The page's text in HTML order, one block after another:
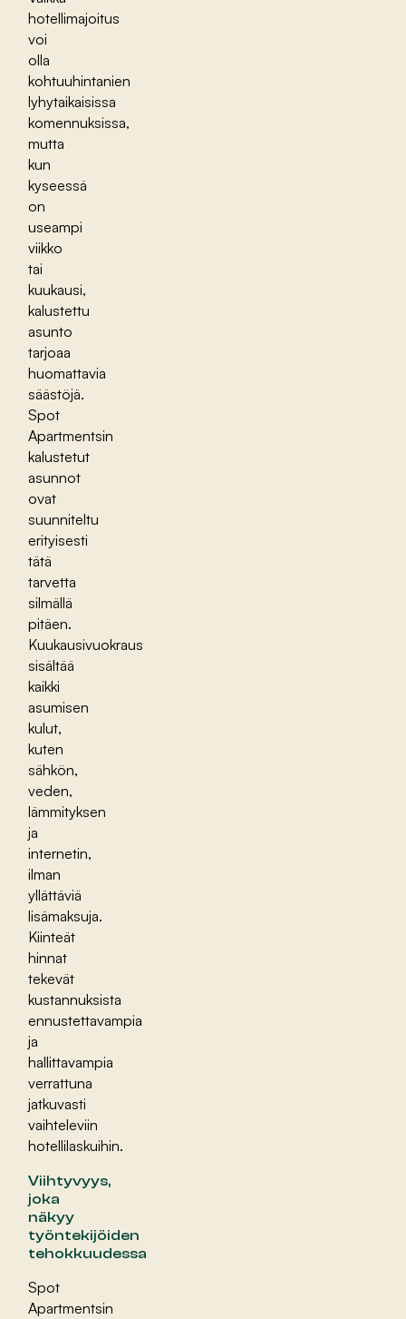
hotellimajoitus
voi
olla
kohtuuhintanien
lyhytaikaisissa
komennuksissa,
mutta
kun
kyseessä
on
useampi
viikko
tai
kuukausi,
kalustettu
asunto
tarjoaa
huomattavia
säästöjä.
Spot
Apartmentsin
kalustetut
asunnot
ovat
suunniteltu
erityisesti
tätä
tarvetta
silmällä
pitäen.
Kuukausivuokraus
sisältää
kaikki
asumisen
kulut,
kuten
sähkön,
veden,
lämmityksen
ja
internetin,
ilman
yllättäviä
lisämaksuja.
Kiinteät
hinnat
tekevät
kustannuksista
ennustettavampia
ja
hallittavampia
verrattuna
jatkuvasti
vaihteleviin
hotellilaskuihin.
Viihtyvyys,
joka
näkyy
työntekijöiden
tehokkuudessa
Spot
Apartmentsin